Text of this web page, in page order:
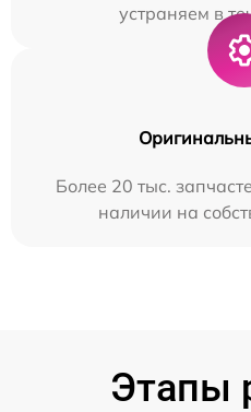
устраняем в
Более 20 тыс.
наличии на
Этапы